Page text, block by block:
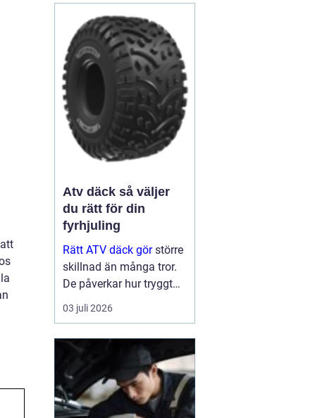
hållbarhet går hand i
hand. Men hur vet du om
en Polestar passar dig,
och vilken modell som är
rätt val?...
Atv däck så väljer
du rätt för din
fyrhjuling
Rätt ATV däck görstörre
skillnad än många tror.
De påverkar hur tryggt
fyrhjulingen beter sig på
väg, hur effektivt den tar
och hur marken under
hjulen mår efteråt. Med
ge...
03 juli 2026